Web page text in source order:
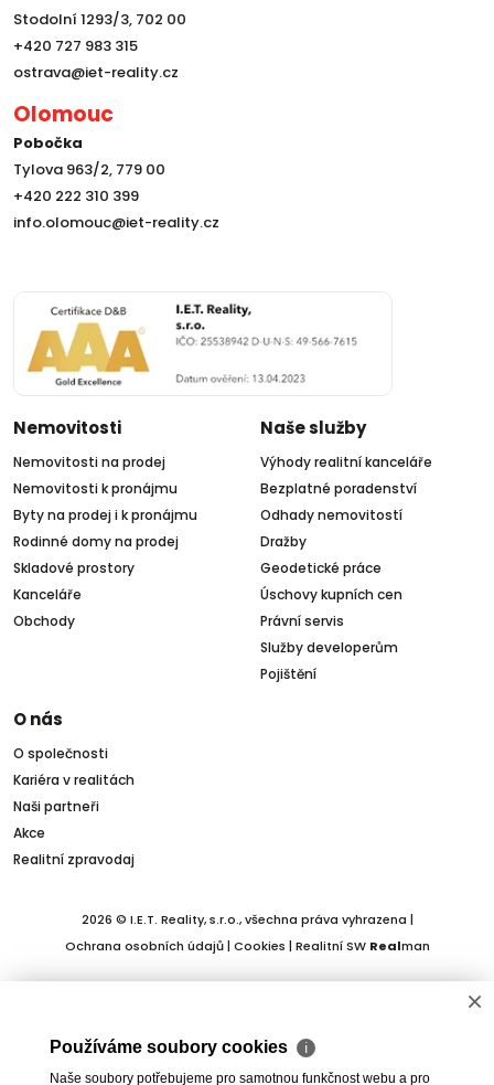
Stodolní 1293/3, 702 00
+420 727 983 315
ostrava@iet-reality.cz
Olomouc
Pobočka
Tylova 963/2, 779 00
+420 222 310 399
info.olomouc@iet-reality.cz
Nemovitosti
Nemovitosti na prodej
Nemovitosti k pronájmu
Byty na prodej i k pronájmu
Rodinné domy na prodej
Skladové prostory
Kanceláře
Obchody
Naše služby
Výhody realitní kanceláře
Bezplatné poradenství
Odhady nemovitostí
Dražby
Geodetické práce
Úschovy kupních cen
Právní servis
Služby developerům
Pojištění
O nás
O společnosti
Kariéra v realitách
Naši partneři
Akce
Realitní zpravodaj
2026 © I.E.T. Reality, s.r.o., všechna práva vyhrazena |
Ochrana osobních údajů| Cookies | Realitní SW Realman
×
Používáme soubory cookies ℹ
Naše soubory potřebujeme pro samotnou funkčnost webu a pro